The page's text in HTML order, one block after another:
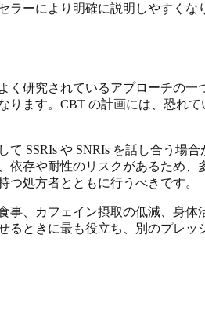
ーにより明確に説明しやすくな
研究されているアプローチの一
ます。CBT の計画には、恐れ
SSRIs や SNRIs を話し合う場合
存や耐性のリスクがあるため、
処方者とともに行うべきです。
、カフェイン摂取の低減、身体
ときに最も役立ち、別のプレッ